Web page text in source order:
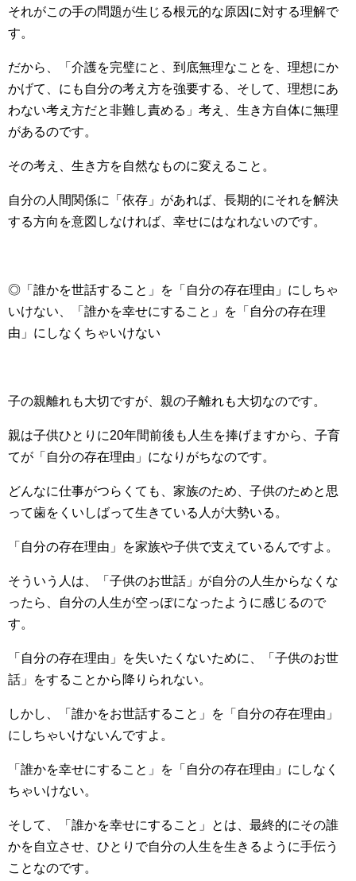
それがこの手の問題が生じる根元的な原因に対する理解で
す。
だから、「介護を完璧にと、到底無理なことを、理想にか
かげて、にも自分の考え方を強要する、そして、理想にあ
わない考え方だと非難し責める」考え、生き方自体に無理
があるのです。
その考え、生き方を自然なものに変えること。
自分の人間関係に「依存」があれば、長期的にそれを解決
する方向を意図しなければ、幸せにはなれないのです。
◎「誰かを世話すること」を「自分の存在理由」にしちゃ
いけない、「誰かを幸せにすること」を「自分の存在理
由」にしなくちゃいけない
子の親離れも大切ですが、親の子離れも大切なのです。
親は子供ひとりに20年間前後も人生を捧げますから、子育
てが「自分の存在理由」になりがちなのです。
どんなに仕事がつらくても、家族のため、子供のためと思
って歯をくいしばって生きている人が大勢いる。
「自分の存在理由」を家族や子供で支えているんですよ。
そういう人は、「子供のお世話」が自分の人生からなくな
ったら、自分の人生が空っぽになったように感じるので
す。
「自分の存在理由」を失いたくないために、「子供のお世
話」をすることから降りられない。
しかし、「誰かをお世話すること」を「自分の存在理由」
にしちゃいけないんですよ。
「誰かを幸せにすること」を「自分の存在理由」にしなく
ちゃいけない。
そして、「誰かを幸せにすること」とは、最終的にその誰
かを自立させ、ひとりで自分の人生を生きるように手伝う
ことなのです。